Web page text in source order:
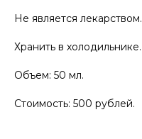
Не является лекарством.
Хранить в холодильнике.
Объем: 50 мл.
Стоимость: 500 рублей.